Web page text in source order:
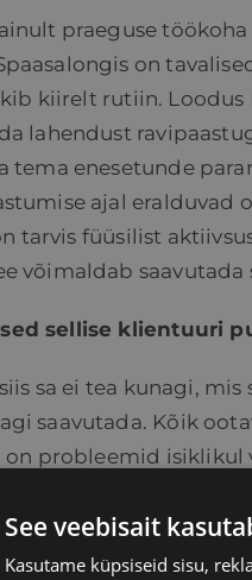
praeguse
on
kiirelt rutiin.
lahendust
tema enesetunde
ajal
tarvis füüsilist
võimaldab
sellise klientuuri
sa ei tea kunagi,
saavutada. Kõik
probleemid
Selles
ja leida sobiv
Kui seda ei
See veebisait
Kasutame küpsiseid sisu,